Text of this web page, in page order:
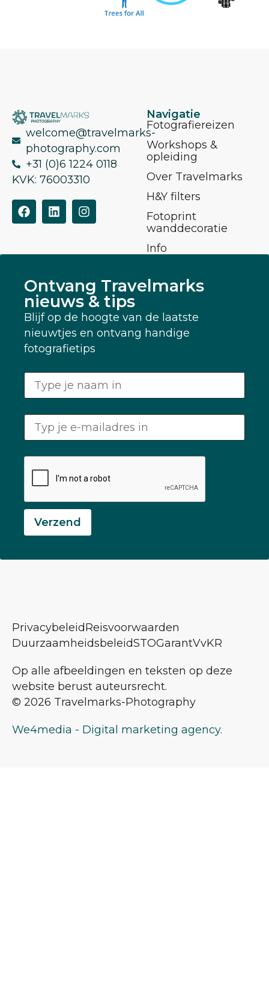
welcome@travelmarks-
photography.com
+31 (0)6 1224 0118
KVK: 76003310
Navigatie
Fotografiereizen
Workshops &
opleiding
Over Travelmarks
H&Y filters
Fotoprint
wanddecoratie
Info
Ontvang Travelmarks
nieuws & tips
Blijf op de hoogte van de laatste
nieuwtjes en ontvang handige
fotografietips
Verzend
PrivacybeleidReisvoorwaarden
DuurzaamheidsbeleidSTOGarantVvKR
Op alle afbeeldingen en teksten op deze
website berust auteursrecht.
© 2026 Travelmarks-Photography
We4media - Digital marketing agency.